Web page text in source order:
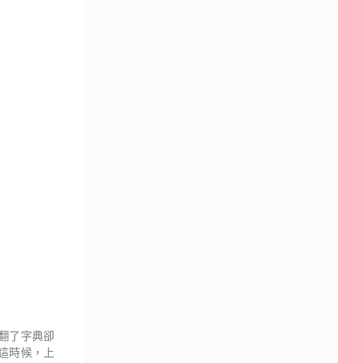
了字典卻
時候，上